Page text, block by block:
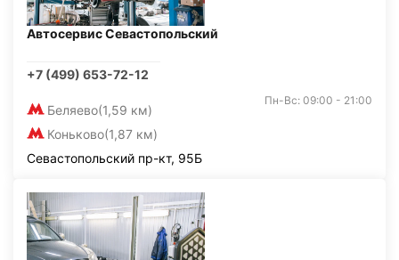
Автосервис Севастопольский
+7 (499) 653-72-12
Беляево(1,59 км)
Коньково(1,87 км)
Пн-Вс: 09:00 - 21:00
Севастопольский пр-кт, 95Б